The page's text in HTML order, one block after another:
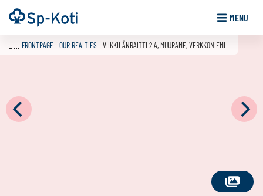
Go
to
Frontpage MENU
SEE
FRONTPAGE OUR REALTIES VIIKKILÄNRAITTI 2 A, MUURAME, VERKKONIEMI